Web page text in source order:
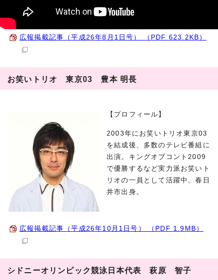
広報掲載記事（平成26年8月1日号） （PDF 623.2KB）
お笑いトリオ 東京03 豊本 明長
【プロフィール】
2003年にお笑いトリオ東京03
を結成後、多数のテレビ番組に
出演。キングオブコント2009
で優勝するなど実力派お笑いト
リオの一員として活躍中。春日
井市出身。
広報掲載記事（平成26年10月1日号） （PDF 1.9MB）
シドニーオリンピック競泳日本代表 萩原 智子